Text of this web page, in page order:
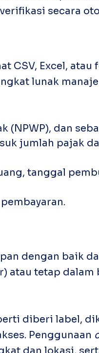
secara
CSV, Excel, atau
lunak
(NPWP), dan
jumlah pajak
tanggal
dengan baik
atau tetap dalam
diberi label,
Penggunaan